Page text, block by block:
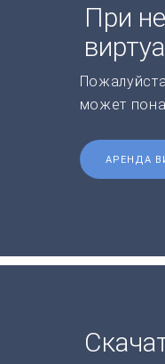
При
может
АРЕНДА